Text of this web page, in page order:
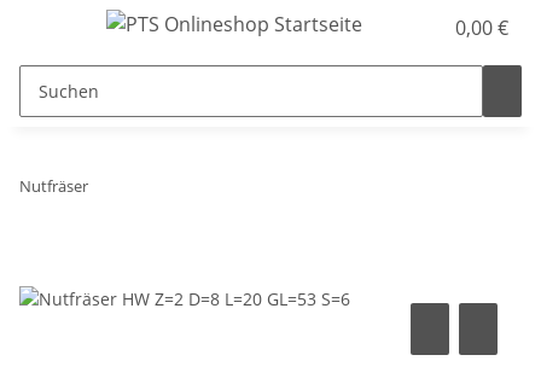
0,00 €
Nutfräser